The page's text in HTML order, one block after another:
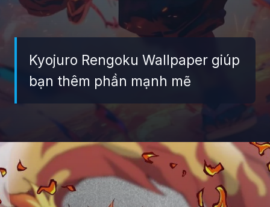
Kyojuro Rengoku Wallpaper giúp
bạn thêm phần mạnh mẽ
Đang mở https://giaydabonghana.com/rengoku